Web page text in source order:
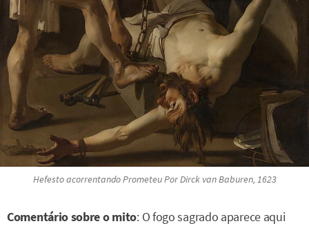
Hefesto acorrentando PrometeuPor Dirck van Baburen, 1623
Comentário sobre o mito: O fogo sagrado aparece aqui